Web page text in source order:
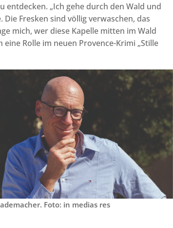
entdecken. „Ich gehe durch den Wald und
Fresken sind völlig verwaschen, das
mich, wer diese Kapelle mitten im Wald
Rolle im neuen Provence-Krimi „Stille
Foto: in medias res